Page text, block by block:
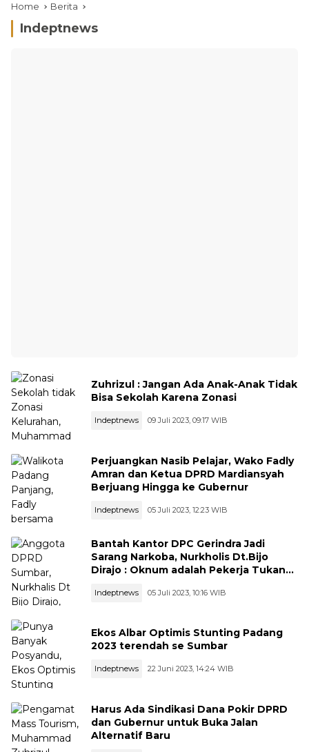
Home Berita
Indeptnews
Zuhrizul : Jangan Ada Anak-Anak Tidak
Bisa Sekolah Karena Zonasi
Indeptnews 09 Juli 2023, 09:17 WIB
Perjuangkan Nasib Pelajar, Wako Fadly
Amran dan Ketua DPRD Mardiansyah
Berjuang Hingga ke Gubernur
Indeptnews 05 Juli 2023, 12:23 WIB
Bantah Kantor DPC Gerindra Jadi
Sarang Narkoba, Nurkholis Dt.Bijo
Dirajo : Oknum adalah Pekerja Tukang
Indeptnews 05 Juli 2023, 10:16 WIB
Ekos Albar Optimis Stunting Padang
2023 terendah se Sumbar
Indeptnews 22 Juni 2023, 14:24 WIB
Harus Ada Sindikasi Dana Pokir DPRD
dan Gubernur untuk Buka Jalan
Alternatif Baru